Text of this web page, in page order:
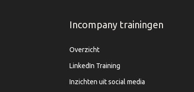
Incompany trainingen
Overzicht
LinkedIn Training
Inzichten uit social media